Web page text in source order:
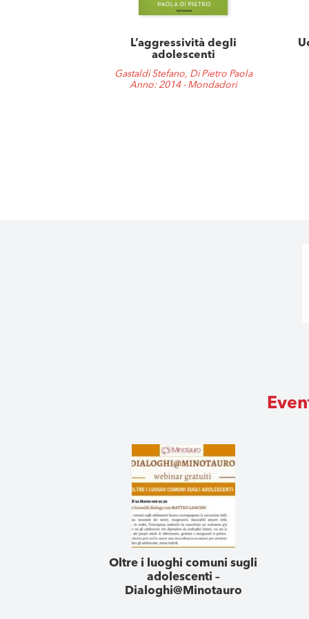
L’aggressività degli
adolescenti
Gastaldi Stefano, Di Pietro Paola
Anno: 2014 - Mondadori
Oltre i luoghi comuni sugli
adolescenti –
Dialoghi@Minotauro